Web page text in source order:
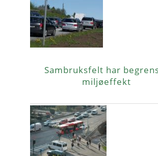
Sambruksfelt har
miljøeffekt